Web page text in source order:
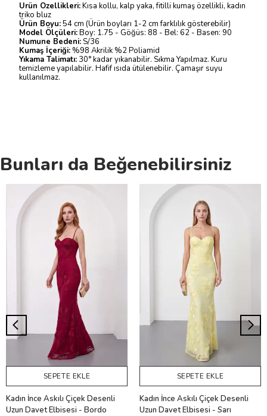
Ürün Özellikleri:Kısa kollu, kalp yaka, fitilli kumaş özellikli, kadın
triko bluz
Ürün Boyu:54 cm (Ürün boyları 1-2 cm farklılık gösterebilir)
Model Ölçüleri:Boy: 1.75 - Göğüs: 88 - Bel: 62 - Basen: 90
Numune Bedeni: S/36
Kumaş İçeriği: %98 Akrilik %2 Poliamid
Yıkama Talimatı:30° kadar yıkanabilir. Sıkma Yapılmaz. Kuru
temizleme yapılabilir. Hafif ısıda ütülenebilir. Çamaşır suyu
kullanılmaz.
Bunları da Beğenebilirsiniz
SEPETE EKLE
Kadın İnce Askılı Çiçek Desenli
Uzun Davet Elbisesi - Bordo
SEPETE EKLE
Kadın İnce Askılı Çiçek Desenli
Uzun Davet Elbisesi - Sarı